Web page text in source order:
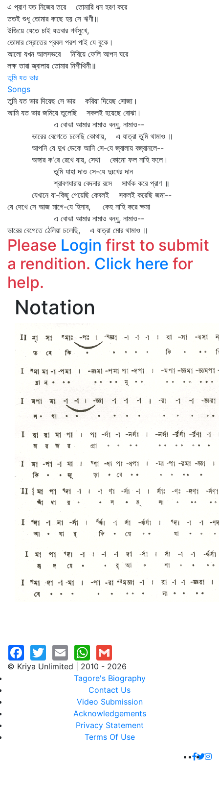
এ প্রাণ যত নিজের তরে তোমারি ধন হরণ করে
ততই শুধু তোমার কাছে হয় সে ঋণী॥
উজিয়ে যেতে চাই যতবার গর্বসুখে,
তোমার স্রোতের প্রবল পরশ পাই যে বুকে।
আলো যখন আলসভরে নিবিয়ে ফেলি আপন ঘরে
লক্ষ তারা জ্বালায় তোমার নিশীথিনী॥
তুমি যত ভার
Songs
তুমি যত ভার দিয়েছ সে ভার করিয়া দিয়েছ সোজা।
আমি যত ভার জমিয়ে তুলেছি সকলই হয়েছে বোঝা।
এ বোঝা আমার নামাও বন্ধু, নামাও--
ভারের বেগেতে চলেছি কোথায়, এ যাত্রা তুমি থামাও ॥
আপনি যে দুখ ডেকে আনি সে-যে জ্বালায় বজ্রানলে--
অঙ্গার ক'রে রেখে যায়, সেথা কোনো ফল নাহি ফলে।
তুমি যাহা দাও সে-যে দুঃখের দান
শ্রাবণধারায় বেদনার রসে সার্থক করে প্রাণ ॥
যেখানে যা-কিছু পেয়েছি কেবলই সকলই করেছি জমা--
যে দেখে সে আজ মাগে-যে হিসাব, কেহ নাহি করে ক্ষমা
এ বোঝা আমার নামাও বন্ধু, নামাও--
ভারের বেগেতে ঠেলিয়া চলেছি, এ যাত্রা মোর থামাও ॥
Please Login first to submit
a rendition. Click here for
help.
Notation
© Kriya Unlimited | 2010 - 2026
Tagore's Biography
Contact Us
Video Submission
Acknowledgements
Privacy Statement
Terms Of Use